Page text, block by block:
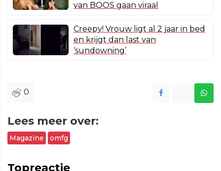
van BOOS gaan viraal
Creepy! Vrouw ligt al 2 jaar in bed
en krijgt dan last van
‘sundowning’
0
Lees meer over:
Magazine omfg
Topreactie